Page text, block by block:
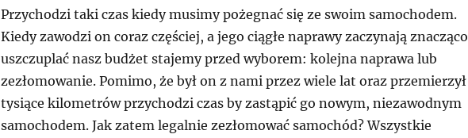
Przychodzi taki czas kiedy musimy pożegnać się ze swoim samochodem.
Kiedy zawodzi on coraz częściej, a jego ciągłe naprawy zaczynają znacząco
uszczuplać nasz budżet stajemy przed wyborem: kolejna naprawa lub
zezłomowanie. Pomimo, że był on z nami przez wiele lat oraz przemierzył
tysiące kilometrów przychodzi czas by zastąpić go nowym, niezawodnym
samochodem. Jak zatem legalnie zezłomować samochód? Wszystkie